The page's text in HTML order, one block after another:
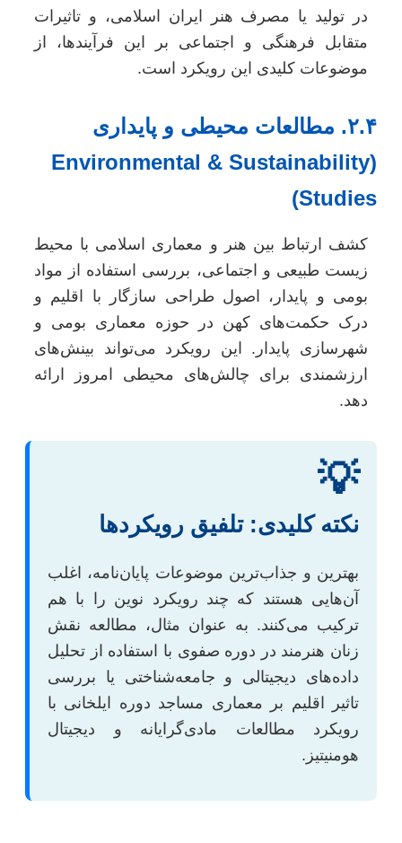
در تولید یا مصرف هنر ایران اسلامی، و تاثیرات
متقابل فرهنگی و اجتماعی بر این فرآیندها، از
موضوعات کلیدی این رویکرد است.
۲.۴. مطالعات محیطی و پایداری
(Environmental & Sustainability
کشف ارتباط بین هنر و معماری اسلامی با محیط
زیست طبیعی و اجتماعی، بررسی استفاده از مواد
بومی و پایدار، اصول طراحی سازگار با اقلیم و
درک حکمت‌های کهن در حوزه معماری بومی و
شهرسازی پایدار. این رویکرد می‌تواند بینش‌های
ارزشمندی برای چالش‌های محیطی امروز ارائه
دهد.
💡
نکته کلیدی: تلفیق رویکردها
بهترین و جذاب‌ترین موضوعات پایان‌نامه، اغلب
آن‌هایی هستند که چند رویکرد نوین را با هم
ترکیب می‌کنند. به عنوان مثال، مطالعه نقش
زنان هنرمند در دوره صفوی با استفاده از تحلیل
داده‌های دیجیتالی و جامعه‌شناختی یا بررسی
تاثیر اقلیم بر معماری مساجد دوره ایلخانی با
رویکرد مطالعات مادی‌گرایانه و دیجیتال
هومنیتیز.